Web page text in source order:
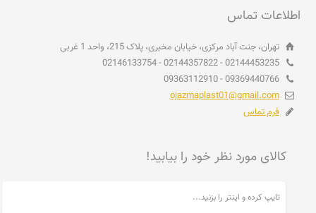
اطلاعات تماس
تهران، جنت آباد مرکزی، خیابان مخبری، پلاک 215، واحد 1 غربی
02144453235 - 02144357822 - 02146133754
09369440766 - 09363112910
ojazmaplast01@gmail.com
فرم تماس
کالای مورد نظر خود را بیابید!